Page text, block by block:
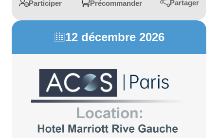
Participer Précommander Partager
12 décembre 2026